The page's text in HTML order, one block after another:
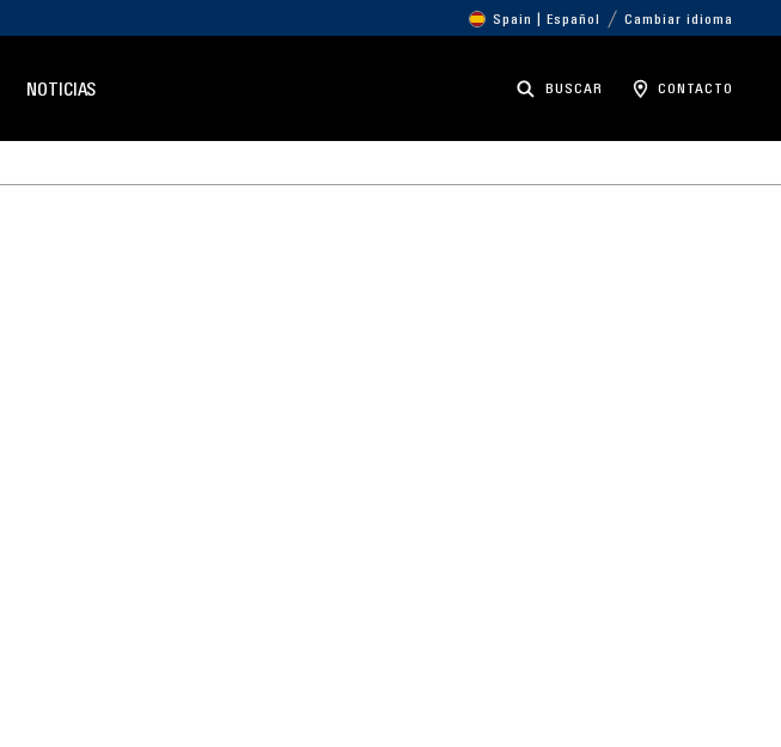
Spain | Español Cambiar idioma
NOTICIAS BUSCAR CONTACTO